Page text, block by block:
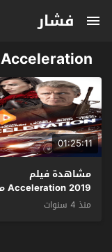
فشار
Acceleration
01:25:11
مشاهدة فيلم
Acceleration 2019 مترجم
منذ 4 سنوات